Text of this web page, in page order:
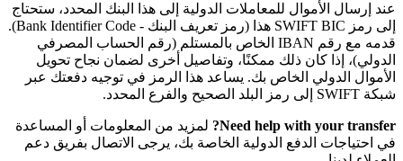
عند إرسال الأموال للمعاملات الدولية إلى هذا البنك المحدد، ستحتاج
إلى رمز SWIFT BIC هذا (رمز تعريف البنك - Bank Identifier Code).
قدمه مع رقم IBAN الخاص بالمستلم (رقم الحساب المصرفي
الدولي)، إذا كان ذلك ممكنًا، وتفاصيل أخرى لضمان نجاح تحويل
الأموال الدولي الخاص بك. يساعد هذا الرمز في توجيه دفعتك عبر
شبكة SWIFT إلى رمز البلد الصحيح والفرع المحدد.
Need help with your transfer?
لمزيد من المعلومات أو المساعدة
في احتياجات الدفع الدولية الخاصة بك، يرجى الاتصال بفريق دعم